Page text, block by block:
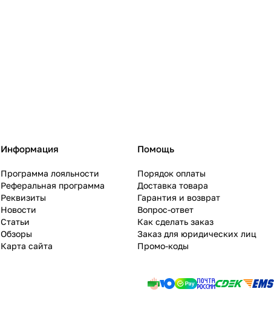
Информация
Программа лояльности
Реферальная программа
Реквизиты
Новости
Статьи
Обзоры
Карта сайта
Помощь
Порядок оплаты
Доставка товара
Гарантия и возврат
Вопрос-ответ
Как сделать заказ
Заказ для юридических лиц
Промо-коды